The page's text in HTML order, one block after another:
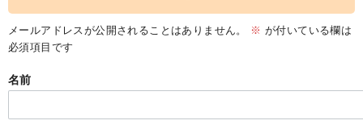
メールアドレスが公開されることはありません。 ※ が付いている欄は
必須項目です
名前